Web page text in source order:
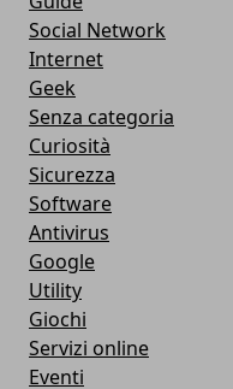
Social Network
Internet
Geek
Senza categoria
Curiosità
Sicurezza
Software
Antivirus
Google
Utility
Giochi
Servizi online
Eventi